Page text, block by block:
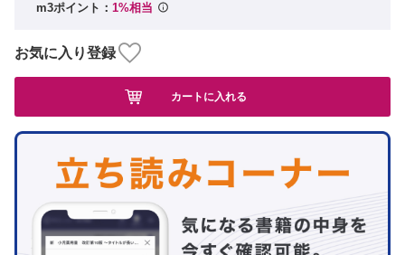
m3ポイント： 1%相当
お気に入り登録
カートに入れる